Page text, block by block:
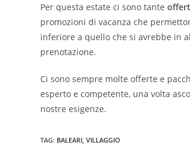
Per questa estate ci sono tante
promozioni di vacanza che
inferiore a quello che si avrebbe in
prenotazione.
Ci sono sempre molte offerte e
esperto e competente, una volta
nostre esigenze.
TAG: BALEARI VILLAGGIO